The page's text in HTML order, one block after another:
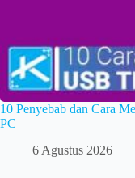
10 Penyebab dan Cara
PC
6 Agustus 2026